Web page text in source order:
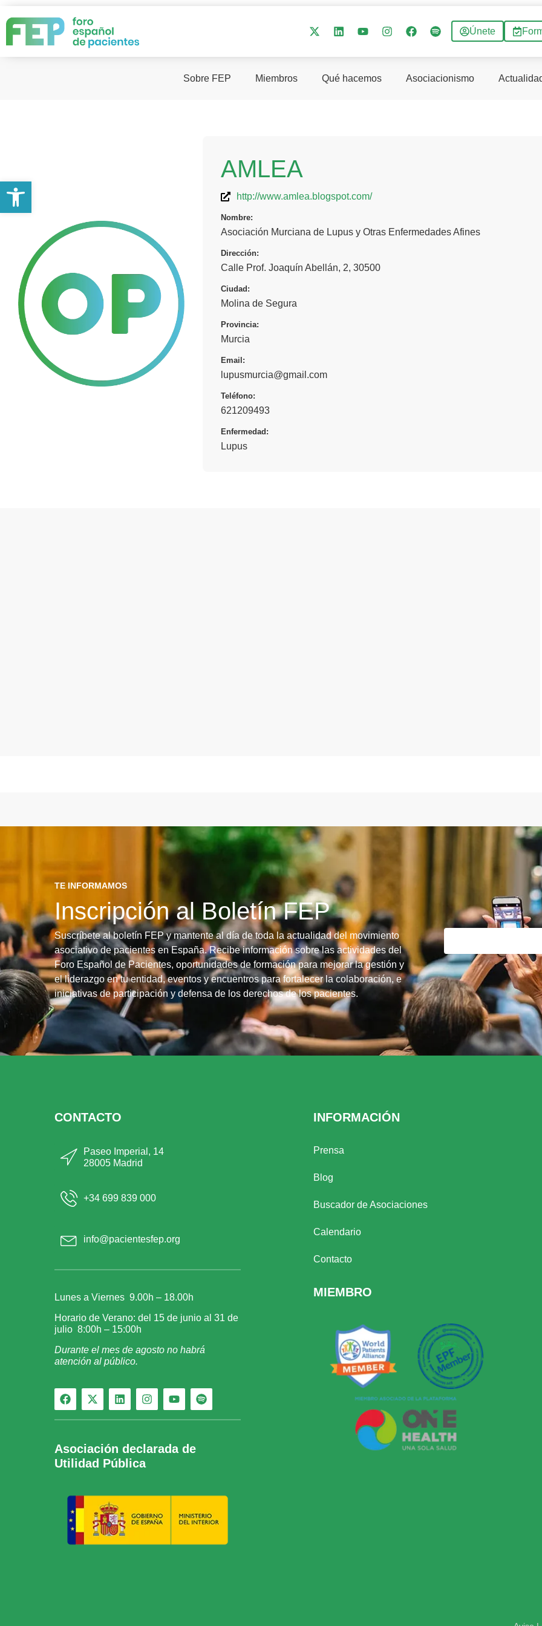
Únete
Sobre FEP Miembros Qué hacemos Asociacionismo
AMLEA
http://www.amlea.blogspot.com/
Nombre:
Asociación Murciana de Lupus y Otras Enfermedades Afines
Dirección:
Calle Prof. Joaquín Abellán, 2, 30500
Ciudad:
Molina de Segura
Provincia:
Murcia
Email:
lupusmurcia@gmail.com
Teléfono:
621209493
Enfermedad:
Lupus
TE INFORMAMOS
Inscripción al Boletín FEP
Suscríbete al boletín FEP y mantente al día de toda la actualidad del movimiento
asociativo de pacientes en España. Recibe información sobre las actividades del
Foro Español de Pacientes, oportunidades de formación para mejorar la gestión y
el liderazgo en tu entidad, eventos y encuentros para fortalecer la colaboración, e
iniciativas de participación y defensa de los derechos de los pacientes.
CONTACTO
Paseo Imperial, 14
28005 Madrid
+34 699 839 000
info@pacientesfep.org
Lunes a Viernes 9.00h – 18.00h
Horario de Verano: del 15 de junio al 31 de
julio 8:00h – 15:00h
Durante el mes de agosto no habrá
atención al público.
Asociación declarada de
Utilidad Pública
INFORMACIÓN
Prensa
Blog
Buscador de Asociaciones
Calendario
Contacto
MIEMBRO
Abrir barra de herramientas